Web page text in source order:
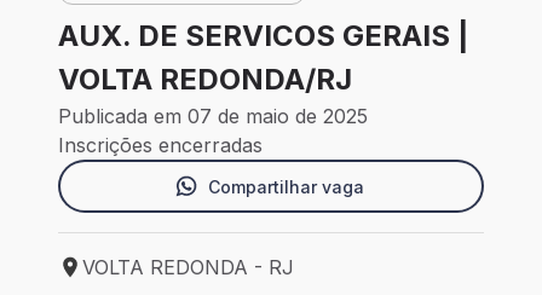
AUX. DE SERVICOS GERAIS |
VOLTA REDONDA/RJ
Publicada em 07 de maio de 2025
Inscrições encerradas
Compartilhar vaga
Local de trabalho: VOLTA REDONDA - RJ
VOLTA REDONDA - RJ